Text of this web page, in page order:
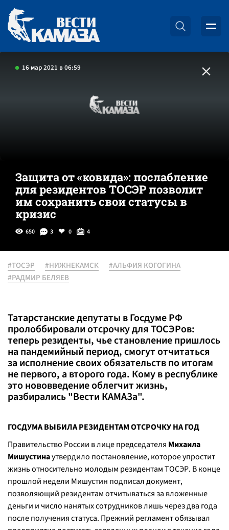
16 мар 2021 в 06:59
Защита от «ковида»: послабление
для резидентов ТОСЭР позволит
им сохранить свои статусы в
кризис
650 3 0 4
#ТОСЭР #НИЖНЕКАМСК
#АЛЬФИЯ КОГОГИНА
#РАДМИР БЕЛЯЕВ
Татарстанские депутаты в Госдуме РФ
пролоббировали отсрочку для ТОСЭРов:
теперь резиденты, чье становление пришлось
на пандемийный период, смогут отчитаться
за исполнение своих обязательств по итогам
не первого, а второго года. Кому в республике
это нововведение облегчит жизнь,
разбирались "Вести КАМАЗа".
ГОСДУМА ВЫБИЛА РЕЗИДЕНТАМ ОТСРОЧКУ НА ГОД
Правительство России в лице председателя Михаила
Мишустинаутвердило постановление, которое упростит
жизнь относительно молодым резидентам ТОСЭР. В конце
прошлой недели Мишустин подписал документ,
позволяющий резидентам отчитываться за вложенные
деньги и число нанятых сотрудников лишь через два года
после получения статуса. Прежний регламент обязывал